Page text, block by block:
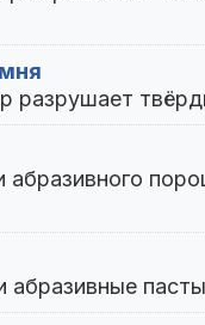
разрушает
абразивного